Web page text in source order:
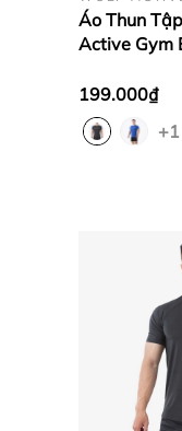
Áo Thun
Active Gym
Thoáng Khí,
199.000₫
+1